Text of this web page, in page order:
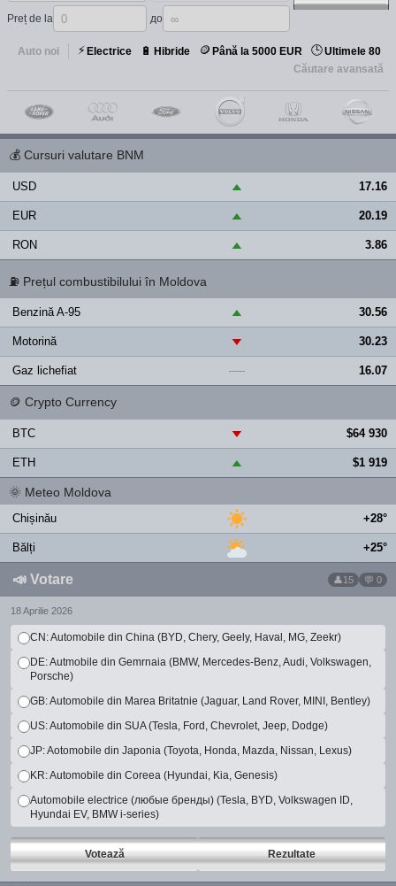
Preț de la до
Auto noi ⚡ Electrice 🔋 Hibride 🪙 Până la 5000 EUR 🕒Ultimele 80
Căutare avansată
💰 Cursuri valutare BNM
USD ▲ 17.16
EUR ▲ 20.19
RON ▲ 3.86
⛽ Prețul combustibilului în Moldova
Benzină A-95 ▲ 30.56
Motorină ▼ 30.23
Gaz lichefiat — 16.07
🪙 Crypto Currency
BTC ▼ $64 930
ETH ▲ $1 919
🌞 Meteo Moldova
Chișinău +28°
Bălți +25°
📣 Votare 15 💬 0
18 Aprilie 2026
CN: Automobile din China (BYD, Chery, Geely, Haval, MG, Zeekr)
DE: Autmobile din Gemrnaia (BMW, Mercedes-Benz, Audi, Volkswagen,
Porsche)
GB: Automobile din Marea Britatnie (Jaguar, Land Rover, MINI, Bentley)
US: Automobile din SUA (Tesla, Ford, Chevrolet, Jeep, Dodge)
JP: Aotomobile din Japonia (Toyota, Honda, Mazda, Nissan, Lexus)
KR: Automobile din Coreea (Hyundai, Kia, Genesis)
Automobile electrice (любые бренды) (Tesla, BYD, Volkswagen ID,
Hyundai EV, BMW i-series)
Votează Rezultate